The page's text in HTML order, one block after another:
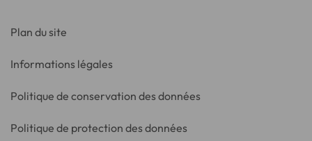
Plan du site
Informations légales
Politique de conservation des données
Politique de protection des données